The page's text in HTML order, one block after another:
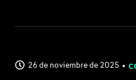
26 de noviembre de 2025